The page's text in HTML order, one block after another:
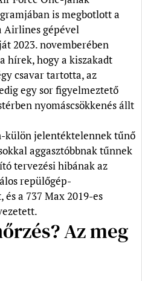
is megbotlott a
Airlines gépével
2023. novemberében
hírek, hogy a kiszakadt
csavar tartotta, az
egy sor figyelmeztető
nyomáscsökkenés állt
külön jelentéktelennek tűnő
aggasztóbbnak tűnnek
tervezési hibának az
repülőgép-
a 737 Max 2019-es
Az meg